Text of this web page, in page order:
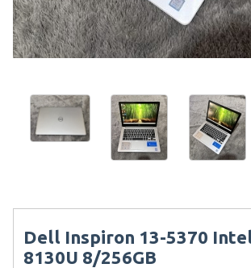
Dell Inspiron 13-5370
8130U 8/256GB